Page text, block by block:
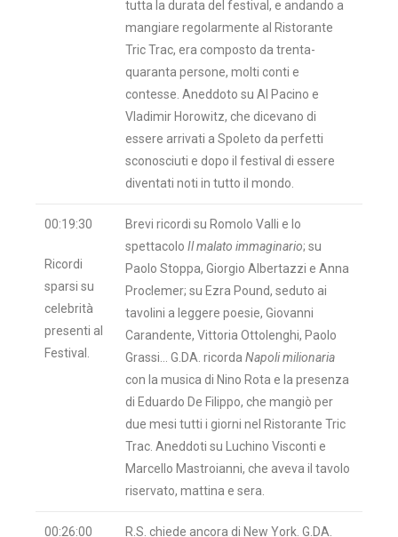
tutta la durata del festival, e andando a
mangiare regolarmente al Ristorante
Tric Trac, era composto da trenta-
quaranta persone, molti conti e
contesse. Aneddoto su Al Pacino e
Vladimir Horowitz, che dicevano di
essere arrivati a Spoleto da perfetti
sconosciuti e dopo il festival di essere
diventati noti in tutto il mondo.
00:19:30
Ricordi
sparsi su
celebrità
presenti al
Festival.
Brevi ricordi su Romolo Valli e lo
spettacolo Il malato immaginario; su
Paolo Stoppa, Giorgio Albertazzi e Anna
Proclemer; su Ezra Pound, seduto ai
tavolini a leggere poesie, Giovanni
Carandente, Vittoria Ottolenghi, Paolo
Grassi… G.DA. ricorda Napoli milionaria
con la musica di Nino Rota e la presenza
di Eduardo De Filippo, che mangiò per
due mesi tutti i giorni nel Ristorante Tric
Trac. Aneddoti su Luchino Visconti e
Marcello Mastroianni, che aveva il tavolo
riservato, mattina e sera.
00:26:00
R.S. chiede ancora di New York. G.DA.